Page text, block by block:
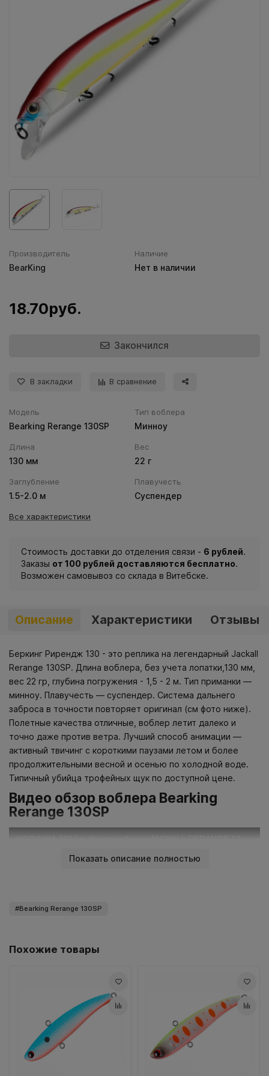
Все категории (9)
Производитель
BearKing
Наличие
Нет в наличии
18.70руб.
Закончился
В закладки В сравнение
Модель
Bearking Rerange 130SP
Тип воблера
Минноу
Длина
130 мм
Вес
22 г
Заглубление
1.5-2.0 м
Плавучесть
Суспендер
Все характеристики
Стоимость доставки до отделения связи - 6 рублей.
Заказы от 100 рублей доставляются бесплатно.
Возможен самовывоз со склада в Витебске.
Описание Характеристики Отзывы
Беркинг Рирендж 130 - это реплика на легендарный Jackall
Rerange 130SP. Длина воблера, без учета лопатки,130 мм,
вес 22 гр, глубина погружения - 1,5 - 2 м. Тип приманки —
минноу. Плавучесть — суспендер. Система дальнего
заброса в точности повторяет оригинал (см фото ниже).
Полетные качества отличные, воблер летит далеко и
точно даже против ветра. Лучший способ анимации —
активный твичинг с короткими паузами летом и более
продолжительными весной и осенью по холодной воде.
Типичный убийца трофейных щук по доступной цене.
Видео обзор воблера Bearking
Rerange 130SP
Показать описание полностью
Bearking Rerange 130SP
Похожие товары